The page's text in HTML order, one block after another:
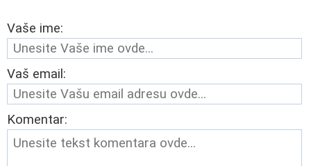
Vaše ime:
Vaš email:
Komentar: